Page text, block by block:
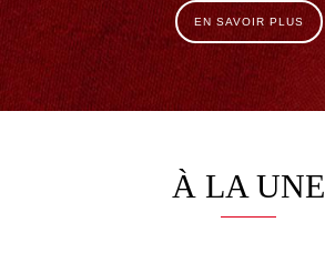
EN SAVOIR PLUS
À LA UNE